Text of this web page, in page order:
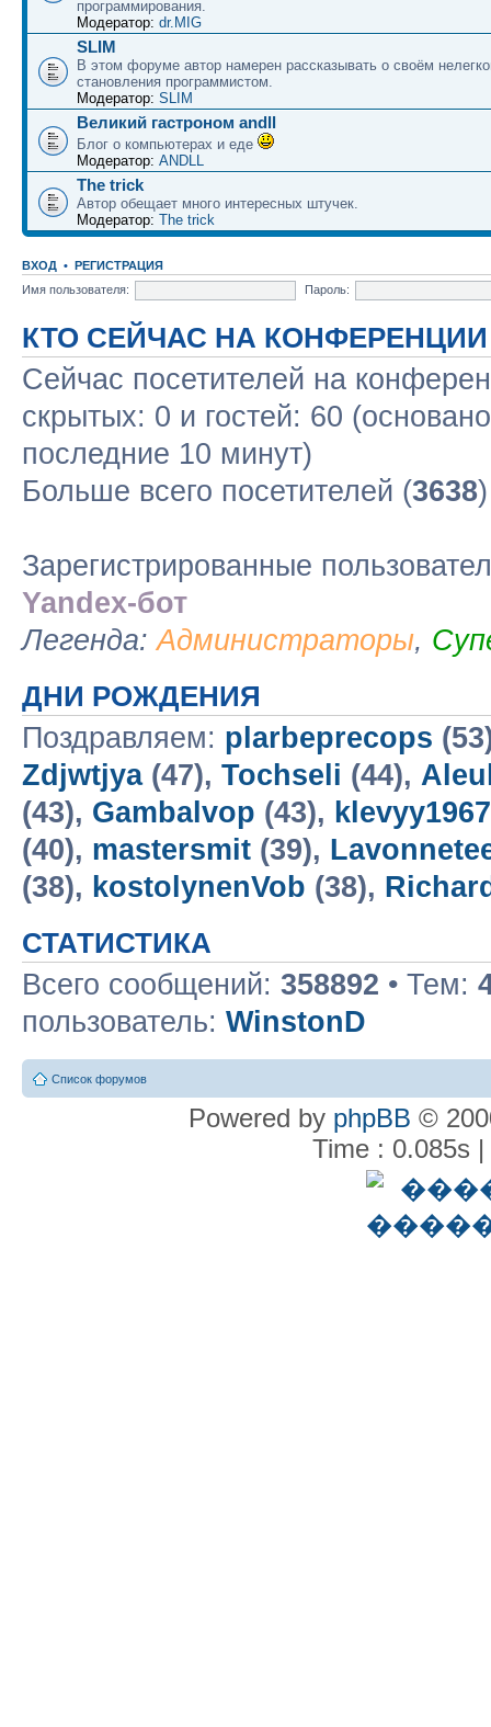
программирования.
Модератор: dr.MIG
SLIM
В этом форуме автор намерен рассказывать о своём
становления программистом.
Модератор: SLIM
Великий гастроном andll
Блог о компьютерах и еде
Модератор: ANDLL
The trick
Автор обещает много интересных штучек.
Модератор: The trick
ВХОД • РЕГИСТРАЦИЯ
Имя пользователя:
Пароль:
КТО СЕЙЧАС НА КОНФЕРЕНЦИИ
Сейчас посетителей на
скрытых: 0 и гостей: 60
последние 10 минут)
Больше всего посетителей (3638
Зарегистрированные
Yandex-бот
Легенда:Администраторы,
ДНИ РОЖДЕНИЯ
Поздравляем: plarbeprecops
Zdjwtjya(47), Tochseli (44),
(43), Gambalvop (43),
(40), mastersmit (39),
(38), kostolynenVob (38),
СТАТИСТИКА
Всего сообщений: 358892 • Тем:
пользователь: WinstonD
Список форумов
Powered by phpBB ©
Time : 0.085s